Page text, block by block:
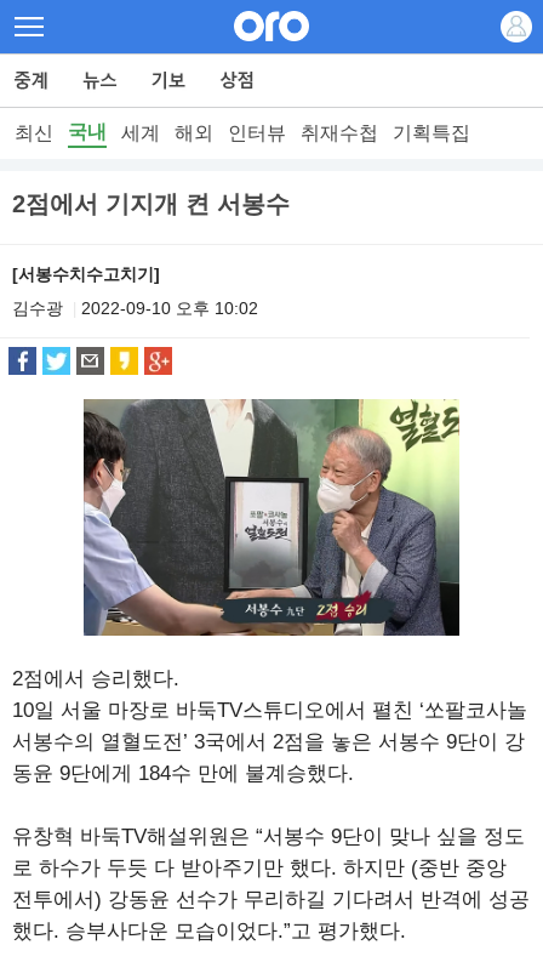
최신 국내 세계 해외 인터뷰 취재수첩 기획특집
2점에서 기지개 켠 서봉수
[서봉수치수고치기]
김수광
2022-09-10 오후 10:02
2점에서 승리했다.
10일 서울 마장로 바둑TV스튜디오에서 펼친 ‘쏘팔코사놀
서봉수의 열혈도전’ 3국에서 2점을 놓은 서봉수 9단이 강
동윤 9단에게 184수 만에 불계승했다.
유창혁 바둑TV해설위원은 “서봉수 9단이 맞나 싶을 정도
로 하수가 두듯 다 받아주기만 했다. 하지만 (중반 중앙
전투에서) 강동윤 선수가 무리하길 기다려서 반격에 성공
했다. 승부사다운 모습이었다.”고 평가했다.